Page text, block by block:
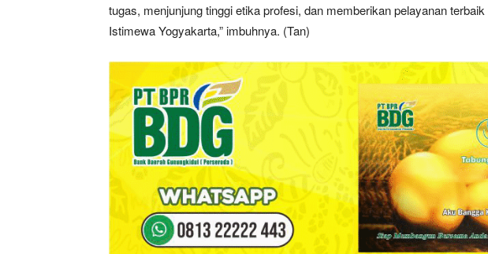
tugas, menjunjung tinggi etika profesi, dan memberikan pelayanan
Istimewa Yogyakarta,” imbuhnya. (Tan)